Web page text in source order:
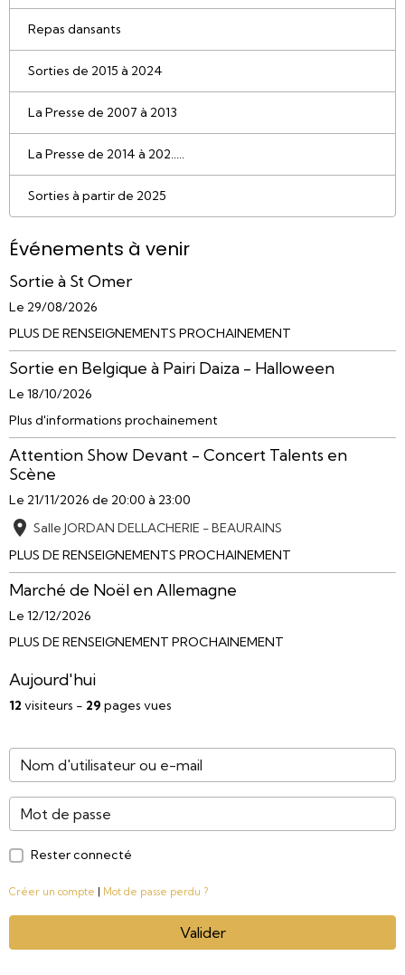
Repas dansants
Sorties de 2015 à 2024
La Presse de 2007 à 2013
La Presse de 2014 à 202.....
Sorties à partir de 2025
Événements à venir
Sortie à St Omer
Le 29/08/2026
PLUS DE RENSEIGNEMENTS PROCHAINEMENT
Sortie en Belgique à Pairi Daiza - Halloween
Le 18/10/2026
Plus d'informations prochainement
Attention Show Devant - Concert Talents en
Scène
Le 21/11/2026 de 20:00 à 23:00
Salle JORDAN DELLACHERIE - BEAURAINS
PLUS DE RENSEIGNEMENTS PROCHAINEMENT
Marché de Noël en Allemagne
Le 12/12/2026
PLUS DE RENSEIGNEMENT PROCHAINEMENT
Aujourd'hui
12 visiteurs - 29 pages vues
Rester connecté
Créer un compte | Mot de passe perdu ?
Valider